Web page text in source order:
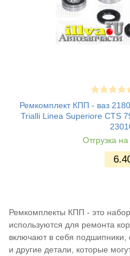
Ремкомплект КПП - ваз
Trialli Linea Superiore CTS
Отгрузка
Ремкомплекты КПП - это
используются для ремонта
включают в себя подшипники,
и другие детали, которые